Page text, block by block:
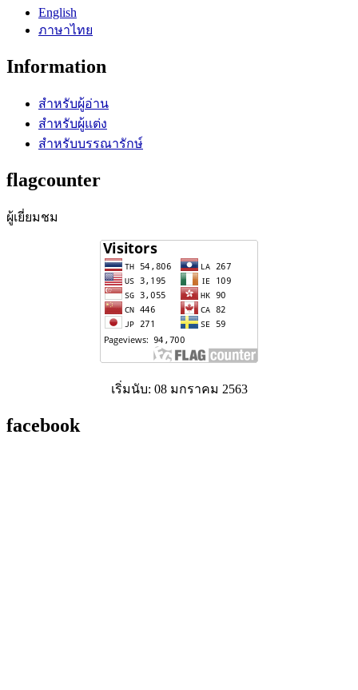
English
ภาษาไทย
Information
สำหรับผู้อ่าน
สำหรับผู้แต่ง
สำหรับบรรณารักษ์
flagcounter
ผู้เยี่ยมชม
เริ่มนับ: 08 มกราคม 2563
facebook